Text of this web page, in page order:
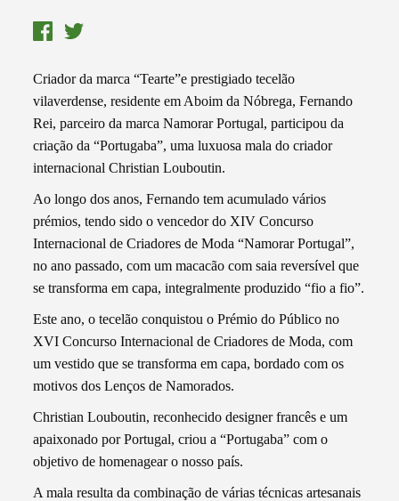
Criador da marca “Tearte”e prestigiado tecelão
vilaverdense, residente em Aboim da Nóbrega, Fernando
Rei, parceiro da marca Namorar Portugal, participou da
criação da “Portugaba”, uma luxuosa mala do criador
internacional Christian Louboutin.
Ao longo dos anos, Fernando tem acumulado vários
prémios, tendo sido o vencedor do XIV Concurso
Internacional de Criadores de Moda “Namorar Portugal”,
no ano passado, com um macacão com saia reversível que
se transforma em capa, integralmente produzido “fio a fio”.
Este ano, o tecelão conquistou o Prémio do Público no
XVI Concurso Internacional de Criadores de Moda, com
um vestido que se transforma em capa, bordado com os
motivos dos Lenços de Namorados.
Christian Louboutin, reconhecido designer francês e um
apaixonado por Portugal, criou a “Portugaba” com o
objetivo de homenagear o nosso país.
A mala resulta da combinação de várias técnicas artesanais